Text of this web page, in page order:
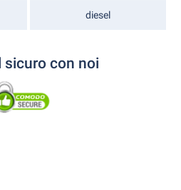
diesel
sicuro con noi